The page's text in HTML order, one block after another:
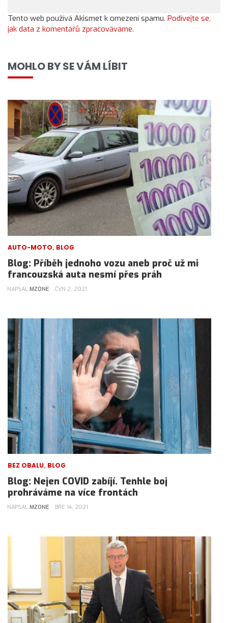
Tento web používá Akismet k omezení spamu. Podívejte se,
jak data z komentářů zpracováváme.
MOHLO BY SE VÁM LÍBIT
AUTO-MOTO, BLOG
Blog: Příběh jednoho vozu aneb proč už mi
francouzská auta nesmí přes práh
NAPSAL MZONE ČVN 2, 2021
BEZ OBALU, BLOG
Blog: Nejen COVID zabíjí. Tenhle boj
prohráváme na více frontách
NAPSAL MZONE BŘE 14, 2021